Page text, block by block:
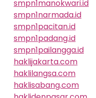
smpn1manokwari.id
smpn1narmada.id
smpn1pacitan.id
smpn1padang.id
smpn1pailangga.id
haklijakarta.com
haklilangsa.com
haklisabang.com